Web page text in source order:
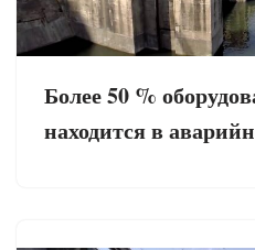
Более 50 %
находится в